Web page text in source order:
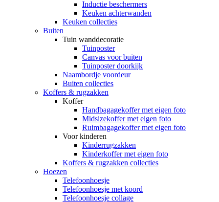
Inductie beschermers
Keuken achterwanden
Keuken collecties
Buiten
Tuin wanddecoratie
Tuinposter
Canvas voor buiten
Tuinposter doorkijk
Naambordje voordeur
Buiten collecties
Koffers & rugzakken
Koffer
Handbagagekoffer met eigen foto
Midsizekoffer met eigen foto
Ruimbagagekoffer met eigen foto
Voor kinderen
Kinderrugzakken
Kinderkoffer met eigen foto
Koffers & rugzakken collecties
Hoezen
Telefoonhoesje
Telefoonhoesje met koord
Telefoonhoesje collage